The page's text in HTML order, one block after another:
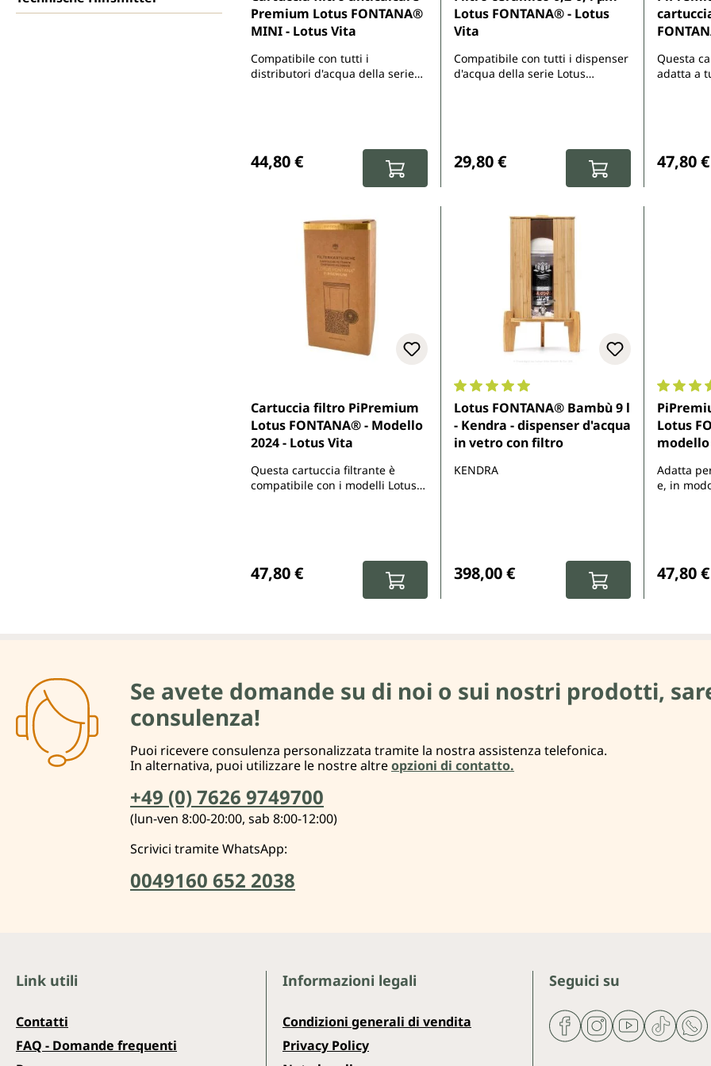
Premium Lotus FONTANA®
MINI - Lotus Vita
Compatibile con tutti i
distributori d'acqua della serie
44,80 €
Lotus FONTANA® - Lotus
Vita
Compatibile con tutti i dispenser
d'acqua della serie Lotus
29,80 €
Questa
adatta a
47,80 €
Cartuccia filtro PiPremium
Lotus FONTANA® - Modello
2024 - Lotus Vita
Questa cartuccia filtrante è
compatibile con i modelli Lotus
47,80 €
Valutazione media di 5 su 5 stelle
Lotus FONTANA® Bambù 9 l
- Kendra - dispenser d'acqua
in vetro con filtro
KENDRA
398,00 €
Lotus
modello
Adatta
e, in
47,80 €
Se avete domande su di noi o sui nostri prodotti,
consulenza!
Puoi ricevere consulenza personalizzata tramite la nostra assistenza telefonica.
In alternativa, puoi utilizzare le nostre altreopzioni di contatto.
+49 (0) 7626 9749700
(lun-ven 8:00-20:00, sab 8:00-12:00)
Scrivici tramite WhatsApp:
0049160 652 2038
Seguici su
Link utili
Contatti
FAQ - Domande frequenti
Informazioni legali
Condizioni generali di vendita
Privacy Policy